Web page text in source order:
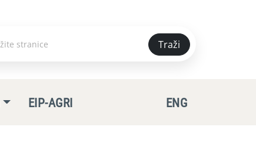
Traži
EIP-AGRI ENG